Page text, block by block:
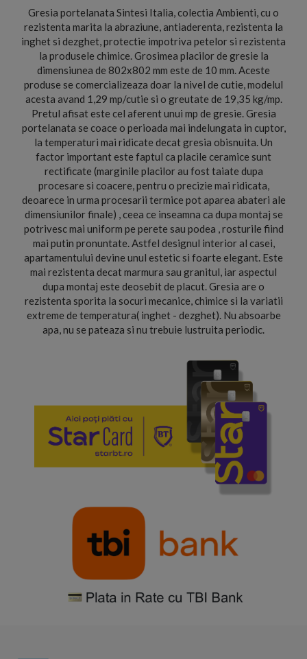
Gresia portelanata Sintesi Italia, colectia Ambienti, cu o
rezistenta marita la abraziune, antiaderenta, rezistenta la
inghet si dezghet, protectie impotriva petelor si rezistenta
la produsele chimice. Grosimea placilor de gresie la
dimensiunea de 802x802 mm este de 10 mm. Aceste
produse se comercializeaza doar la nivel de cutie, modelul
acesta avand 1,29 mp/cutie si o greutate de 19,35 kg/mp.
Pretul afisat este cel aferent unui mp de gresie. Gresia
portelanata se coace o perioada mai indelungata in cuptor,
la temperaturi mai ridicate decat gresia obisnuita. Un
factor important este faptul ca placile ceramice sunt
rectificate (marginile placilor au fost taiate dupa
procesare si coacere, pentru o precizie mai ridicata,
deoarece in urma procesarii termice pot aparea abateri ale
dimensiunilor finale) , ceea ce inseamna ca dupa montaj se
potrivesc mai uniform pe perete sau podea , rosturile fiind
mai putin pronuntate. Astfel designul interior al casei,
apartamentului devine unul estetic si foarte elegant. Este
mai rezistenta decat marmura sau granitul, iar aspectul
dupa montaj este deosebit de placut. Gresia are o
rezistenta sporita la socuri mecanice, chimice si la variatii
extreme de temperatura( inghet - dezghet). Nu absoarbe
apa, nu se pateaza si nu trebuie lustruita periodic.